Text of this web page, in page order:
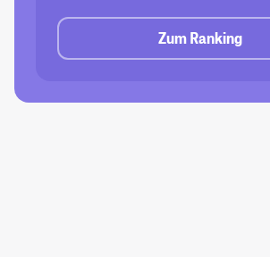
Zum Ranking